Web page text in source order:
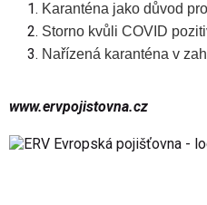
Karanténa jako důvod
Storno kvůli COVID
Nařízená karanténa v
www.ervpojistovna.cz